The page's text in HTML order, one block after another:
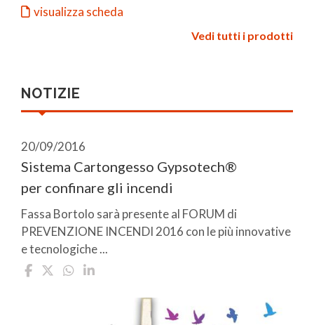
visualizza scheda
Vedi tutti i prodotti
NOTIZIE
20/09/2016
Sistema Cartongesso Gypsotech®
per confinare gli incendi
Fassa Bortolo sarà presente al FORUM di
PREVENZIONE INCENDI 2016 con le più innovative
e tecnologiche ...